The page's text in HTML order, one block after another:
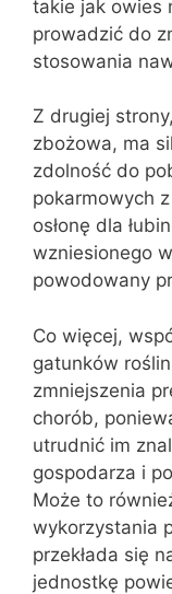
takie jak owies
prowadzić do
stosowania
Z drugiej
zbożowa, ma
zdolność do
pokarmowych
osłonę dla
wzniesionego
powodowany
Co więcej,
gatunków
zmniejszenia
chorób,
utrudnić im
gospodarza i
Może to
wykorzystania
przekłada się
jednostkę